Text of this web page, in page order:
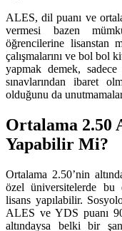
ALES, dil puanı ve
vermesi bazen
öğrencilerine lisanstan
çalışmalarını ve bol bol
yapmak demek,
sınavlarından ibaret
olduğunu da
Ortalama 2.50
Yapabilir Mi?
Ortalama 2.50’nin
özel üniversitelerde bu
lisans yapılabilir.
ALES ve YDS puanı
altındaysa belki bir